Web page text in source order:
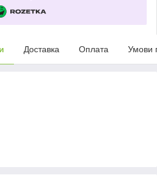
Доставка Оплата Умови